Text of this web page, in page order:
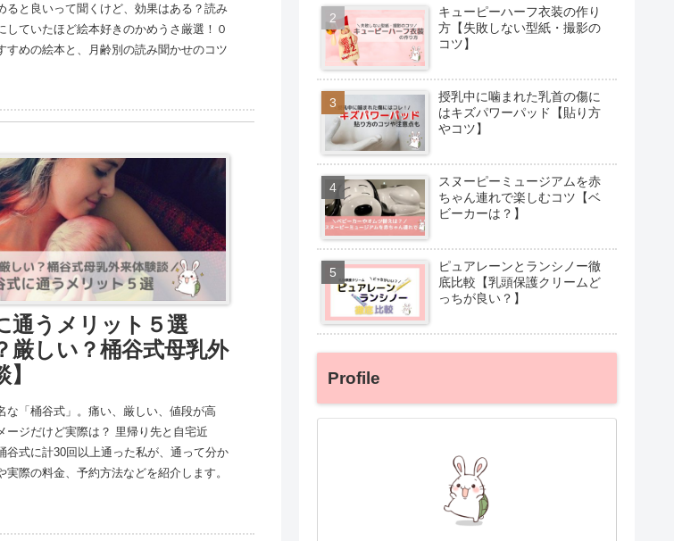
ると良いって聞くけど、効果はある？読み
していたほど絵本好きのかめうさ厳選！０
すめの絵本と、月齢別の読み聞かせのコツ
通うメリット５選
厳しい？桶谷式母乳外
な「桶谷式」。痛い、厳しい、値段が高
ージだけど実際は？ 里帰り先と自宅近
谷式に計30回以上通った私が、通って分か
実際の料金、予約方法などを紹介します。
キューピーハーフ衣装の作り
方【失敗しない型紙・撮影の
コツ】
授乳中に噛まれた乳首の傷に
はキズパワーパッド【貼り方
やコツ】
スヌーピーミュージアムを赤
ちゃん連れで楽しむコツ【ベ
ビーカーは？】
ピュアレーンとランシノー徹
底比較【乳頭保護クリームど
っちが良い？】
Profile